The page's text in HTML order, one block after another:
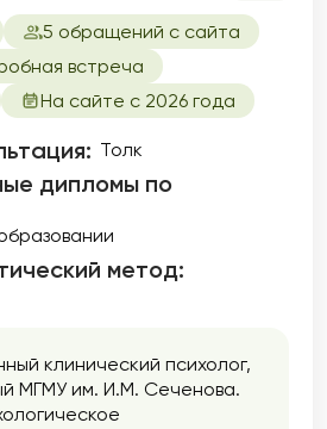
5 обращений с сайта
встреча
На сайте с 2026 года
Толк
дипломы по
метод:
клинический психолог,
МГМУ им. И.М. Сеченова.